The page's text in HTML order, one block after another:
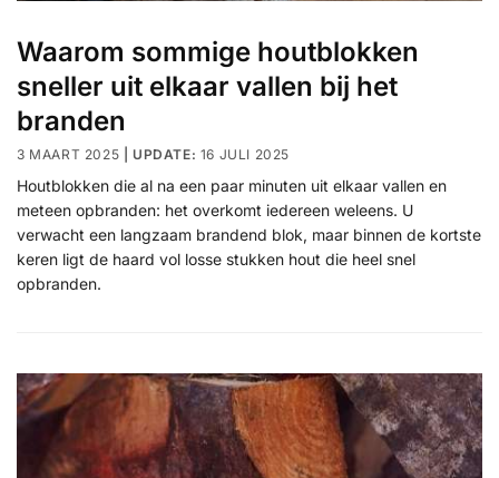
Waarom sommige houtblokken
sneller uit elkaar vallen bij het
branden
3 MAART 2025 16 JULI 2025
Houtblokken die al na een paar minuten uit elkaar vallen en
meteen opbranden: het overkomt iedereen weleens. U
verwacht een langzaam brandend blok, maar binnen de kortste
keren ligt de haard vol losse stukken hout die heel snel
opbranden.